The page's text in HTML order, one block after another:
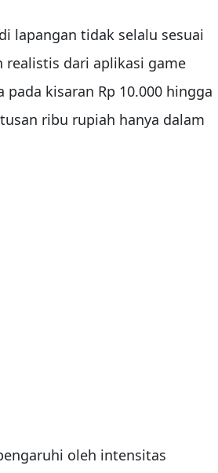
lapangan tidak selalu sesuai
realistis dari aplikasi game
kisaran Rp 10.000 hingga
ribu rupiah hanya dalam
oleh intensitas